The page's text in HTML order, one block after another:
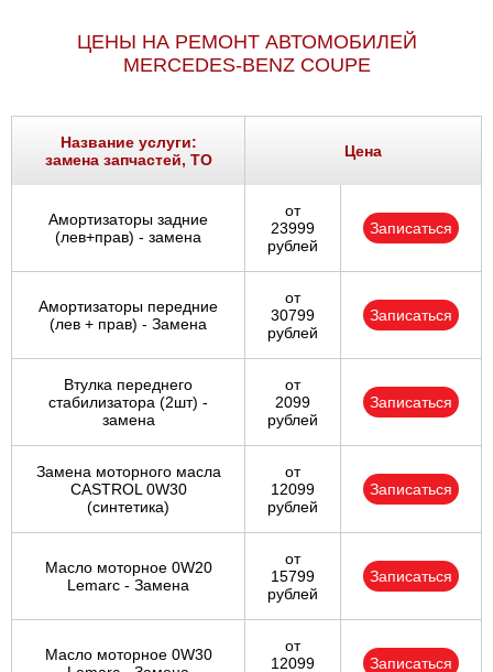
ЦЕНЫ НА РЕМОНТ АВТОМОБИЛЕЙ
MERCEDES-BENZ COUPE
Название услуги:
замена запчастей, ТО
Цена
Амортизаторы задние
(лев+прав) - замена
от
23999
рублей
Записаться
Амортизаторы передние
(лев + прав) - Замена
от
30799
рублей
Записаться
Втулка переднего
стабилизатора (2шт) -
замена
от
2099
рублей
Записаться
Замена моторного масла
CASTROL 0W30
(синтетика)
от
12099
рублей
Записаться
Масло моторное 0W20
Lemarc - Замена
от
15799
рублей
Записаться
Масло моторное 0W30
от
12099
Записаться